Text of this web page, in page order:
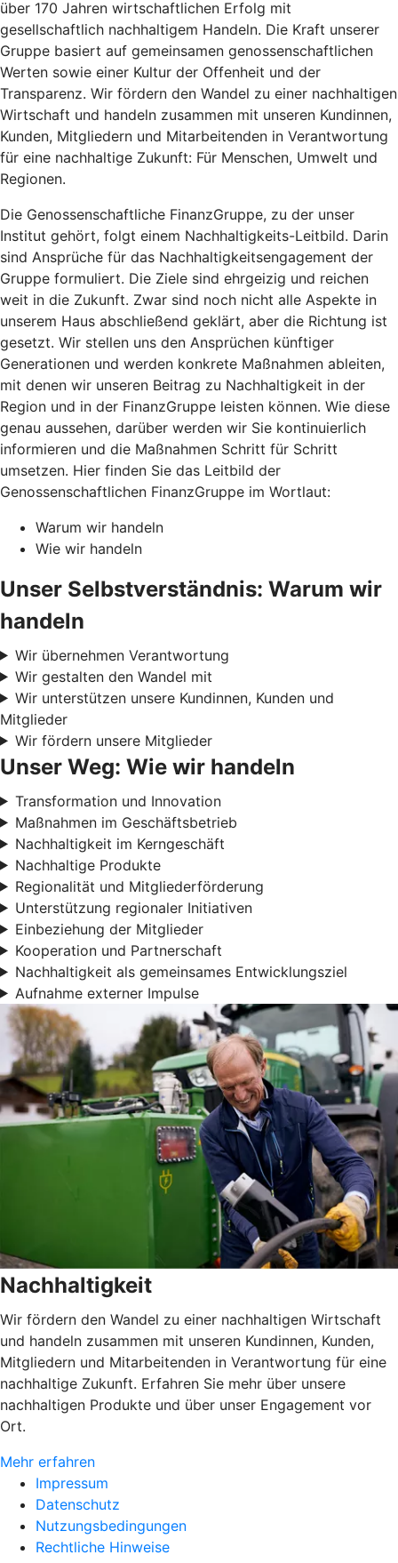
über 170 Jahren wirtschaftlichen Erfolg mit
gesellschaftlich nachhaltigem Handeln. Die Kraft unserer
Gruppe basiert auf gemeinsamen genossenschaftlichen
Werten sowie einer Kultur der Offenheit und der
Transparenz. Wir fördern den Wandel zu einer nachhaltigen
Wirtschaft und handeln zusammen mit unseren Kundinnen,
Kunden, Mitgliedern und Mitarbeitenden in Verantwortung
für eine nachhaltige Zukunft: Für Menschen, Umwelt und
Regionen.
Die Genossenschaftliche FinanzGruppe, zu der unser
Institut gehört, folgt einem Nachhaltigkeits-Leitbild. Darin
sind Ansprüche für das Nachhaltigkeitsengagement der
Gruppe formuliert. Die Ziele sind ehrgeizig und reichen
weit in die Zukunft. Zwar sind noch nicht alle Aspekte in
unserem Haus abschließend geklärt, aber die Richtung ist
gesetzt. Wir stellen uns den Ansprüchen künftiger
Generationen und werden konkrete Maßnahmen ableiten,
mit denen wir unseren Beitrag zu Nachhaltigkeit in der
Region und in der FinanzGruppe leisten können. Wie diese
genau aussehen, darüber werden wir Sie kontinuierlich
informieren und die Maßnahmen Schritt für Schritt
umsetzen. Hier finden Sie das Leitbild der
Genossenschaftlichen FinanzGruppe im Wortlaut:
Warum wir handeln
Wie wir handeln
Unser Selbstverständnis: Warum wir
handeln
Wir übernehmen Verantwortung
Wir gestalten den Wandel mit
Wir unterstützen unsere Kundinnen, Kunden und
Mitglieder
Wir fördern unsere Mitglieder
Unser Weg: Wie wir handeln
Transformation und Innovation
Maßnahmen im Geschäftsbetrieb
Nachhaltigkeit im Kerngeschäft
Nachhaltige Produkte
Regionalität und Mitgliederförderung
Unterstützung regionaler Initiativen
Einbeziehung der Mitglieder
Kooperation und Partnerschaft
Nachhaltigkeit als gemeinsames Entwicklungsziel
Aufnahme externer Impulse
Nachhaltigkeit
Wir fördern den Wandel zu einer nachhaltigen Wirtschaft
und handeln zusammen mit unseren Kundinnen, Kunden,
Mitgliedern und Mitarbeitenden in Verantwortung für eine
nachhaltige Zukunft. Erfahren Sie mehr über unsere
nachhaltigen Produkte und über unser Engagement vor
Ort.
Mehr erfahren
Impressum
Datenschutz
Nutzungsbedingungen
Rechtliche Hinweise